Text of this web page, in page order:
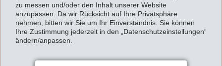
zu messen und/oder den Inhalt unserer Website
anzupassen. Da wir Rücksicht auf Ihre Privatsphäre
nehmen, bitten wir Sie um Ihr Einverständnis. Sie können
Ihre Zustimmung jederzeit in den „Datenschutzeinstellungen“
ändern/anpassen.
CHF 13.00 (11.00) pro Aktie und zusätzlich wiederum
eineausserordentliche Dividendevon CHF 4.00
(4.00) pro Aktie zu beantragen. Insgesamt sollen so
gelangen.